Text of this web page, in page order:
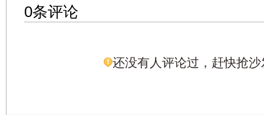
0条评论
还没有人评论过，赶快抢沙